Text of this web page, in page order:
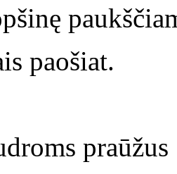
paošiat.
praūžus